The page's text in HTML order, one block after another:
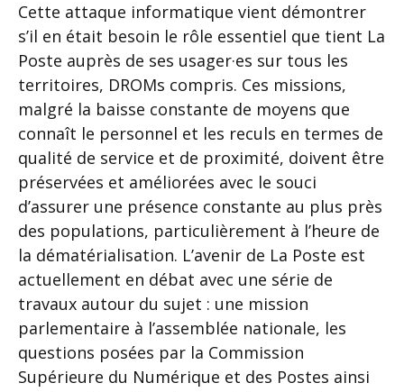
Cette attaque informatique vient démontrer
s’il en était besoin le rôle essentiel que tient La
Poste auprès de ses usager·es sur tous les
territoires, DROMs compris. Ces missions,
malgré la baisse constante de moyens que
connaît le personnel et les reculs en termes de
qualité de service et de proximité, doivent être
préservées et améliorées avec le souci
d’assurer une présence constante au plus près
des populations, particulièrement à l’heure de
la dématérialisation. L’avenir de La Poste est
actuellement en débat avec une série de
travaux autour du sujet : une mission
parlementaire à l’assemblée nationale, les
questions posées par la Commission
Supérieure du Numérique et des Postes ainsi